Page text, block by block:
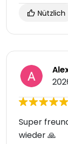
Nützlich
Super
wieder 🙏